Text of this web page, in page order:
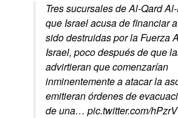
Tres sucursales de Al-Qard
que Israel acusa de financiar
sido destruidas por la Fuerza
Israel, poco después de que
advirtieran que comenzarían
inminentemente a atacar la
emitieran órdenes de
de una… pic.twitter.com/